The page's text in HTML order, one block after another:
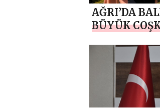
AĞRI’DA
BÜYÜK
BİRLİK